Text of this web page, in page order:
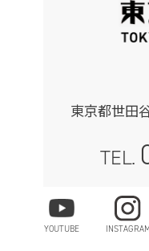
YOUTUBE INSTAGRAM
東京都世田
TEL.
MAIL.